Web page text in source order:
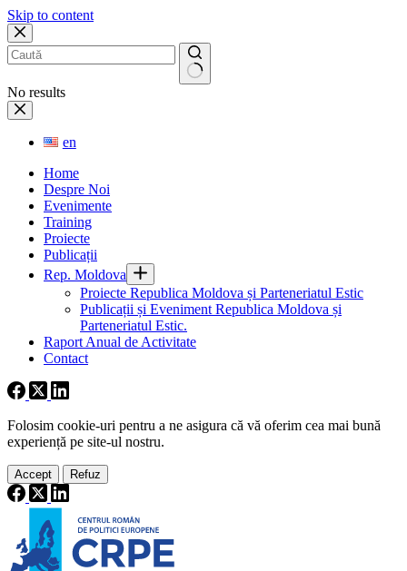
Skip to content
No results
en
Home
Despre Noi
Evenimente
Training
Proiecte
Publicații
Rep. Moldova
Proiecte Republica Moldova și Parteneriatul Estic
Publicații și Eveniment Republica Moldova și
Parteneriatul Estic.
Raport Anual de Activitate
Contact
Folosim cookie-uri pentru a ne asigura că vă oferim cea mai bună
experiență pe site-ul nostru.
Accept Refuz